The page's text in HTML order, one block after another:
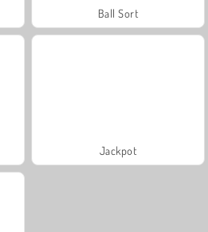
Ball Sort
Jackpot